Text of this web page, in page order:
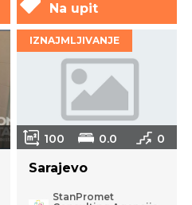
Na upit
IZNAJMLJIVANJE
100 0.0 0
Sarajevo
StanPromet